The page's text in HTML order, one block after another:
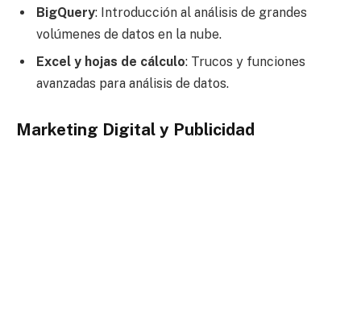
BigQuery: Introducción al análisis de grandes
volúmenes de datos en la nube.
Excel y hojas de cálculo: Trucos y funciones
avanzadas para análisis de datos.
Marketing Digital y Publicidad